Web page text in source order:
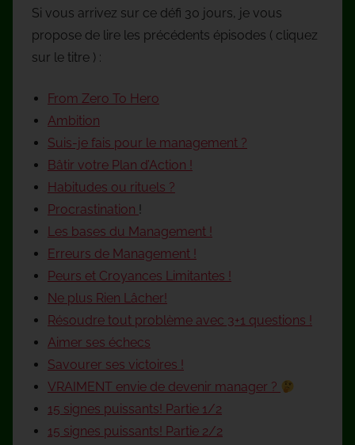
Si vous arrivez sur ce défi 30 jours, je vous
propose de lire les précédents épisodes ( cliquez
sur le titre ) :
From Zero To Hero
Ambition
Suis-je fais pour le management ?
Bâtir votre Plan d’Action !
Habitudes ou rituels ?
Procrastination !
Les bases du Management !
Erreurs de Management !
Peurs et Croyances Limitantes !
Ne plus Rien Lâcher!
Résoudre tout problème avec 3+1 questions !
Aimer ses échecs
Savourer ses victoires !
VRAIMENT envie de devenir manager ?
15 signes puissants! Partie 1/2
15 signes puissants! Partie 2/2